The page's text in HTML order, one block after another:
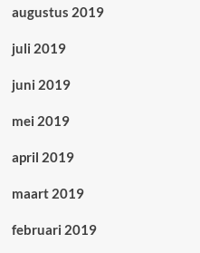
augustus 2019
juli 2019
juni 2019
mei 2019
april 2019
maart 2019
februari 2019